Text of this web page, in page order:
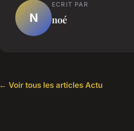
N
ECRIT PAR
noé
← Voir tous les articles Actu